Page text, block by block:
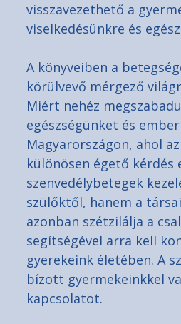
visszavezethető a
viselkedésünkre és
A könyveiben a
körülvevő mérgező
Miért nehéz
egészségünket és
Magyarországon, ahol
különösen égető kérdés
szenvedélybetegek
szülőktől, hanem a
azonban szétzilálja a
segítségével arra kell
gyerekeink életében. A
bízott gyermekeinkkel
kapcsolatot.